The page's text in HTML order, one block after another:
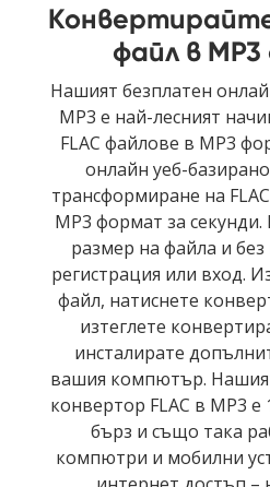
файл в
Нашият безплатен
MP3 е най-лесният
FLAC файлове в MP3
онлайн уеб-
трансформиране на
MP3 формат за секунди.
размер на файла и
регистрация или вход.
файл, натиснете
изтеглете
инсталирате
вашия компютър.
конвертор FLAC в MP3
бърз и също така
компютри и мобилни